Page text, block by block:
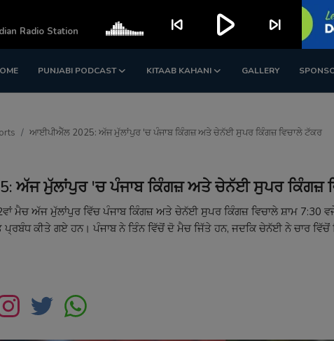
PUNJABI PODCAST KITAAB KAHANI GALLERY
Register
ਆਈਪੀਐੱਲ 2025: ਅੱਜ ਮੁੱਲਾਂਪੁਰ 'ਚ ਪੰਜਾਬ ਕਿੰਗਜ਼ ਅਤੇ ਚੇਨੱਈ ਸੁਪਰ ਕਿੰਗਜ਼ ਵਿਚਾਲੇ ਟੱਕਰ
ਅੱਜ ਮੁੱਲਾਂਪੁਰ 'ਚ ਪੰਜਾਬ ਕਿੰਗਜ਼ ਅਤੇ ਚੇਨੱਈ ਸੁਪਰ ਕਿੰਗਜ਼
ਮੈਚ ਅੱਜ ਮੁੱਲਾਂਪੁਰ ਵਿੱਚ ਪੰਜਾਬ ਕਿੰਗਜ਼ ਅਤੇ ਚੇਨੱਈ ਸੁਪਰ ਕਿੰਗਜ਼ ਵਿਚਾਲੇ ਸ਼ਾਮ 7:30
ਕੀਤੇ ਗਏ ਹਨ। ਪੰਜਾਬ ਨੇ ਤਿੰਨ ਵਿੱਚੋਂ ਦੋ ਮੈਚ ਜਿੱਤੇ ਹਨ, ਜਦਕਿ ਚੇਨੱਈ ਨੇ ਚਾਰ
Radio Station skip_previous play_arrow skip_next